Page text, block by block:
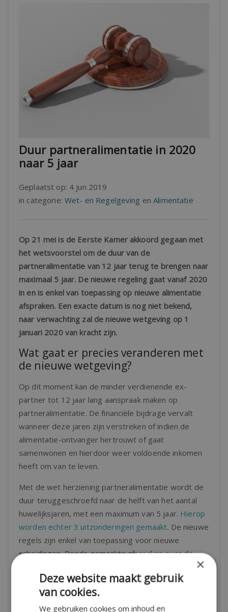
Duur partneralimentatie in 2020
naar 5 jaar
Geplaatst op: 4 jun 2019
in categorie: Wet- en Regelgeving enAlimentatie
Op 21 mei is de Eerste Kamer akkoord gegaan met
het wetsvoorstel om de duur van de
partneralimentatie van 12 jaar terug te brengen naar
maximaal 5 jaar. De nieuwe regeling gaat vanaf 2020
in en is enkel van toepassing op nieuwe alimentatie
afspraken. Een exacte datum is nog niet bekend,
naar verwachting zal de nieuwe wetgeving op 1
januari 2020 van kracht zijn.
Wat gaat er precies veranderen met
de nieuwe wetgeving?
Op dit moment kan de minder verdienende ex-
partner tot 12 jaar lang aanspraak maken op
partneralimentatie. De financiële bijdrage vervalt
wanneer deze jaren zijn verstreken of indien de
alimentatie-ontvanger hertrouwt of gaat
samenwonen en hierdoor weer voldoende inkomen
heeft om van te leven.
Met de wet herziening partneralimentatie wordt de
duur teruggeschroefd naar de helft van het aantal
huwelijksjaren, met een maximum van 5 jaar. Hierop
worden echter 3 uitzonderingen gemaakt. De nieuwe
regels zijn enkel van toepassing voor nieuwe
scheidingen. Reeds gemaakte afspraken over de
Bent u zelf van plan om te gaan scheiden? Dan kan
×
Deze website maakt gebruik
van cookies.
We gebruiken cookies om inhoud en